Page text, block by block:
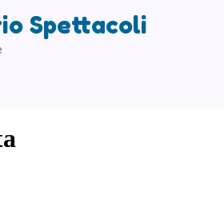
Spettacoli